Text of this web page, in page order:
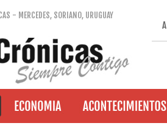
- MERCEDES, SORIANO, URUGUAY